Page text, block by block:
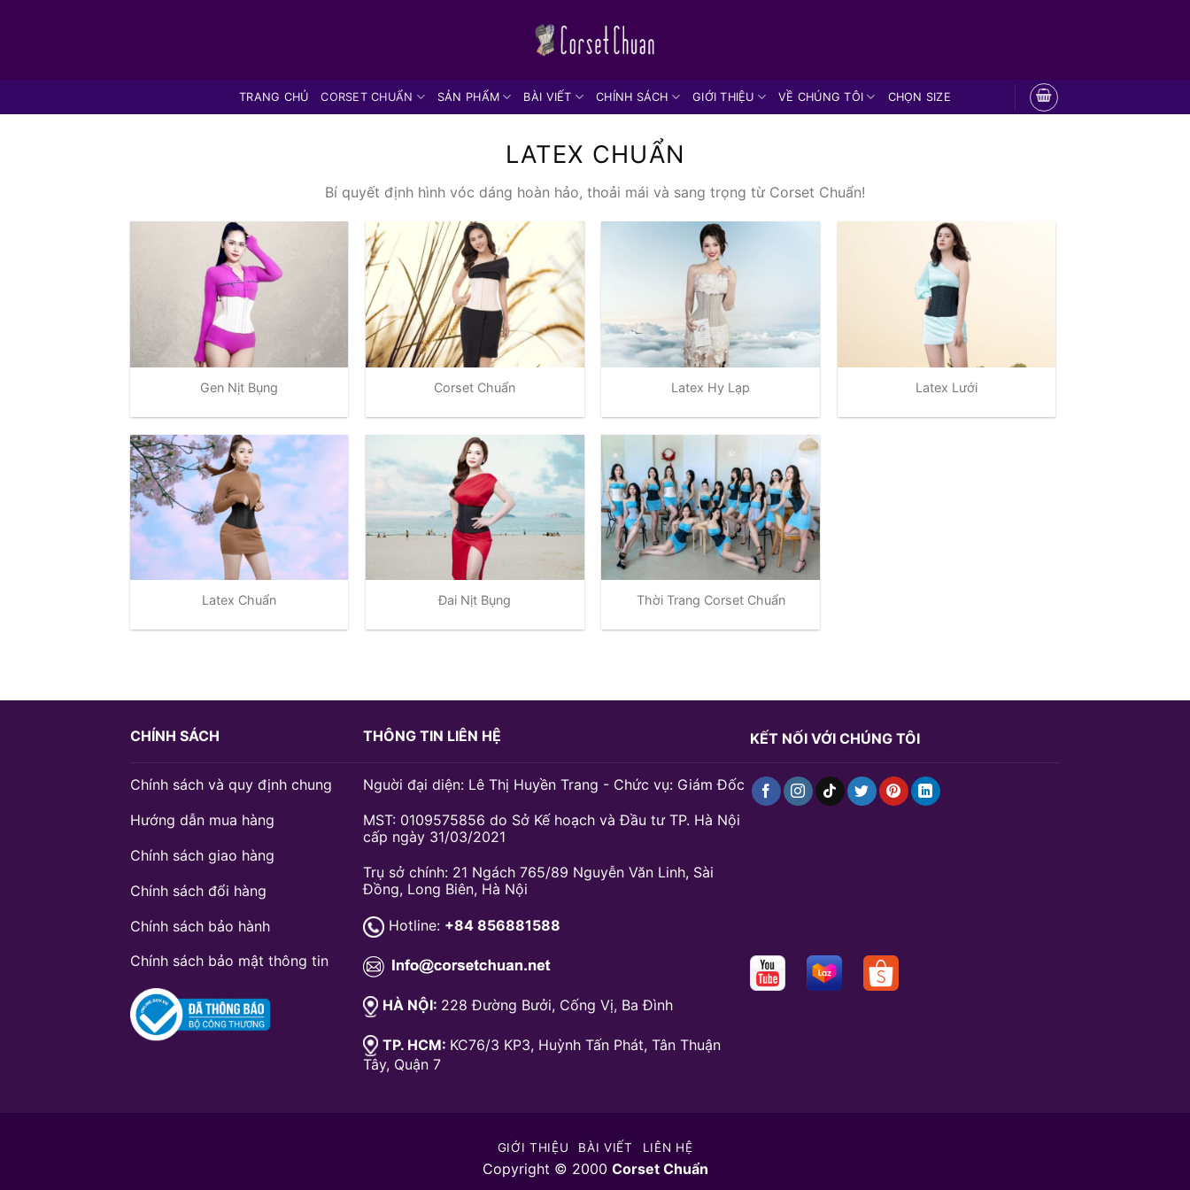
TRANG CHỦ CORSET CHUẨN SẢN PHẨM BÀI VIẾT CHÍNH SÁCH GIỚI THIỆU VỀ CHÚNG TÔI CHỌN SIZE
LATEX CHUẨN
Bí quyết định hình vóc dáng hoàn hảo, thoải mái và sang trọng từ Corset Chuẩn!
Gen Nịt Bụng Corset Chuẩn Latex Hy Lạp Latex Lưới
Latex Chuẩn Đai Nịt Bụng Thời Trang Corset Chuẩn
CHÍNH SÁCH
Chính sách và quy định chung
Hướng dẫn mua hàng
Chính sách giao hàng
Chính sách đổi hàng
Chính sách bảo hành
Chính sách bảo mật thông tin
THÔNG TIN LIÊN HỆ
Nguời đại diện: Lê Thị Huyền Trang - Chức vụ: Giám Đốc
MST: 0109575856 do Sở Kế hoạch và Đầu tư TP. Hà Nội
cấp ngày 31/03/2021
Trụ sở chính: 21 Ngách 765/89 Nguyễn Văn Linh, Sài
Đồng, Long Biên, Hà Nội
Hotline: +84 856881588
HÀ NỘI: 228 Đường Bưởi, Cống Vị, Ba Đình
TP. HCM: KC76/3 KP3, Huỳnh Tấn Phát, Tân Thuận
Tây, Quận 7
KẾT NỐI VỚI CHÚNG TÔI
GIỚI THIỆU BÀI VIẾT LIÊN HỆ
Copyright © 2000 Corset Chuẩn